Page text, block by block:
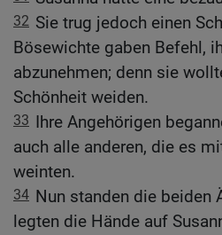
32 Sie trug jedoch einen
Bösewichte gaben Befehl,
abzunehmen; denn sie
Schönheit weiden.
33 Ihre Angehörigen
auch alle anderen, die es
weinten.
34 Nun standen die beiden
legten die Hände auf